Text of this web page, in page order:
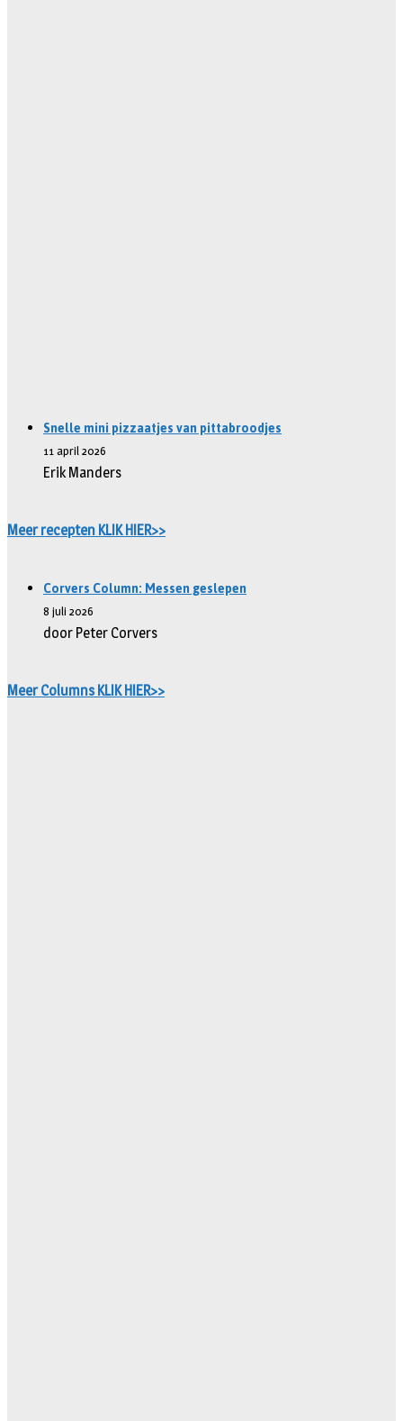
Snelle mini pizzaatjes van pittabroodjes
11 april 2026
Erik Manders
Meer recepten KLIK HIER>>
Corvers Column: Messen geslepen
8 juli 2026
door Peter Corvers
Meer Columns KLIK HIER>>